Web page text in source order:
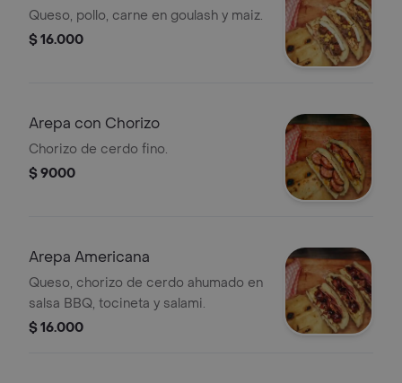
Queso, pollo, carne en goulash y maiz.
$ 16.000
Arepa con Chorizo
Chorizo de cerdo fino.
$ 9000
Arepa Americana
Queso, chorizo de cerdo ahumado en
salsa BBQ, tocineta y salami.
$ 16.000